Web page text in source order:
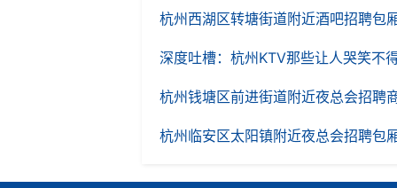
杭州西湖区转塘街道附近酒吧招聘包厢气氛
深度吐槽：杭州KTV那些让人哭笑不
杭州钱塘区前进街道附近夜总会招聘商务礼
杭州临安区太阳镇附近夜总会招聘包